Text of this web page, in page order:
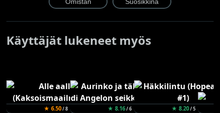
Käyttäjät lukeneet myös
★ 6.50/ 8 ★ 8.16/ 6 ★ 8.20/ 5